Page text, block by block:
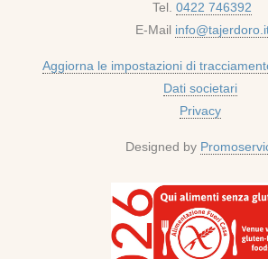
Tel. 0422 746392
E-Mail
Aggiorna le impostazioni di
Dati societari
Privacy
Designed by